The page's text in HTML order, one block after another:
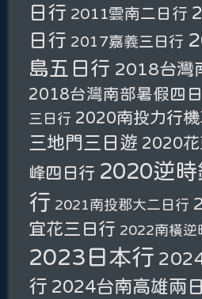
日行 2011雲南二日行
日行 2017嘉義三日行
島五日行 2018台灣
2018台灣南部暑假四
三日行 2020南投力行機
三地門三日遊 2020花
峰四日行 2020逆時
行 2021南投郡大二日行
宜花三日行 2022南橫逆
2023日本行
行 2024台南高雄兩